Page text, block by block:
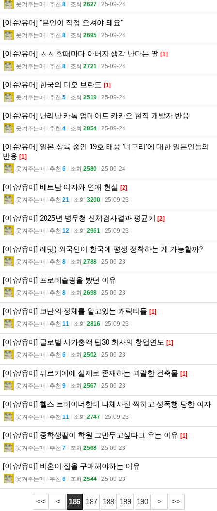
웃겨주는매 l 추천 8 l 조회 2627 l 25-09-24
[이슈/유머] "본인이 직접 오셔야 돼요"
웃겨주는매 l 추천 8 l 조회 2695 l 25-09-24
[이슈/유머] ㅅㅅ 할때마다 아버지 생각 난다는 딸 [1]
웃겨주는매 l 추천 8 l 조회 2721 l 25-09-24
[이슈/유머] 한국의 디오 브란도 [1]
웃겨주는매 l 추천 5 l 조회 2519 l 25-09-24
[이슈/유머] 난리난 카톡 업데이트 카카오 현직 개발자 반응
웃겨주는매 l 추천 4 l 조회 2854 l 25-09-24
[이슈/유머] 일본 상륙 중인 19호 태풍 '너구리'에 대한 일본인들의
반응 [1]
웃겨주는매 l 추천 6 l 조회 2580 l 25-09-24
[이슈/유머] 베트남 여자와 연애 현실 [2]
웃겨주는매 l 추천 21 l 조회 3200 l 25-09-23
[이슈/유머] 2025년 병무청 신체검사결과 평균키 [2]
웃겨주는매 l 추천 12 l 조회 2961 l 25-09-23
[이슈/유머] 레딧) 외국인이 한국에 평생 정착하는 게 가능할까?
웃겨주는매 l 추천 8 l 조회 2788 l 25-09-23
[이슈/유머] 프로레슬링을 봤던 이유
웃겨주는매 l 추천 8 l 조회 2698 l 25-09-23
[이슈/유머] 코난의 정체를 알고있는 캐릭터들 [1]
웃겨주는매 l 추천 11 l 조회 2816 l 25-09-23
[이슈/유머] 글로벌 시가총액 탑30 회사의 창업연도 [1]
웃겨주는매 l 추천 6 l 조회 2502 l 25-09-23
[이슈/유머] 튀르키예에 실제로 존재하는 괴랄한 건축물 [1]
웃겨주는매 l 추천 9 l 조회 2567 l 25-09-23
[이슈/유머] 헬스 트레이너한테 나체사진 찍히고 성폭행 당한 여자
웃겨주는매 l 추천 11 l 조회 2747 l 25-09-23
[이슈/유머] 중학생딸이 학원 그만두고싶다고 우는 이유 [1]
웃겨주는매 l 추천 7 l 조회 2568 l 25-09-23
[이슈/유머] 비혼이 집을 구매해야하는 이유
웃겨주는매 l 추천 6 l 조회 2544 l 25-09-23
<< < 186 187 188 189 190 > >>